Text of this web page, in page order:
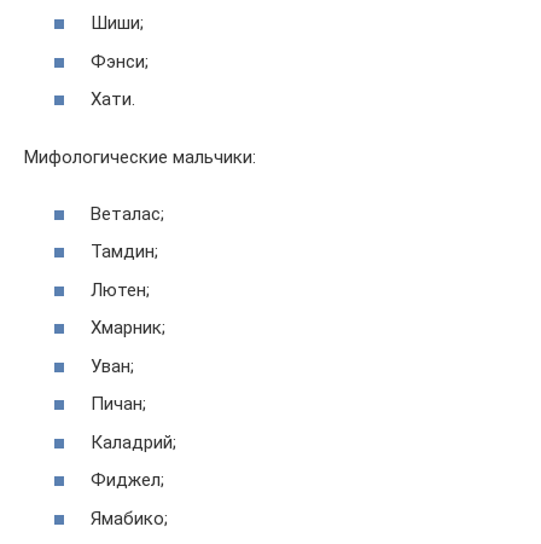
Шиши;
Фэнси;
Хати.
Мифологические мальчики:
Веталас;
Тамдин;
Лютен;
Хмарник;
Уван;
Пичан;
Каладрий;
Фиджел;
Ямабико;